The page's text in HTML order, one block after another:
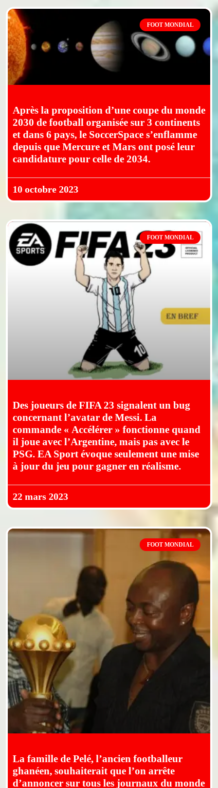
FOOT MONDIAL
Après la proposition d’une coupe du monde
2030 de football organisée sur 3 continents
et dans 6 pays, le SoccerSpace s’enflamme
depuis que Mercure et Mars ont posé leur
candidature pour celle de 2034.
10 octobre 2023
FOOT MONDIAL
Des joueurs de FIFA 23 signalent un bug
concernant l’avatar de Messi. La
commande « Accélérer » fonctionne quand
il joue avec l’Argentine, mais pas avec le
PSG. EA Sport évoque seulement une mise
à jour du jeu pour gagner en réalisme.
22 mars 2023
FOOT MONDIAL
La famille de Pelé, l’ancien footballeur
ghanéen, souhaiterait que l’on arrête
d’annoncer sur tous les journaux du monde